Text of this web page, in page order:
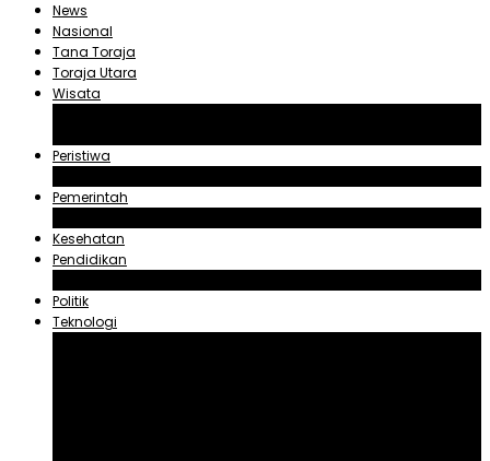
News
Nasional
Tana Toraja
Toraja Utara
Wisata
Peristiwa
Pemerintah
Kesehatan
Pendidikan
Politik
Teknologi